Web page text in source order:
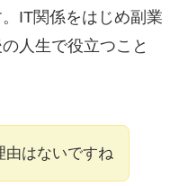
IT関係をはじめ副業
人生で役立つこと
由はないですね